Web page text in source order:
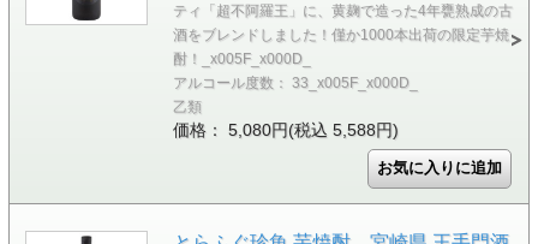
ティ「超不阿羅王」に、黄麹で造った4年甕熟成の古
酒をブレンドしました！僅か1000本出荷の限定芋焼
酎！_x005F_x000D_
アルコール度数： 33_x005F_x000D_
乙類
価格： 5,080円(税込 5,588円)